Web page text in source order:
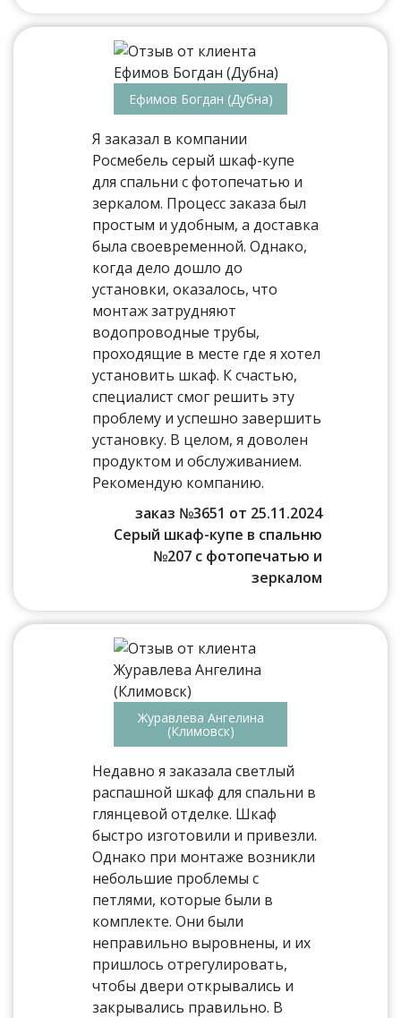
Ефимов Богдан (Дубна)
Я заказал в компании
Росмебель серый шкаф-купе
для спальни с фотопечатью и
зеркалом. Процесс заказа был
простым и удобным, а доставка
была своевременной. Однако,
когда дело дошло до
установки, оказалось, что
монтаж затрудняют
водопроводные трубы,
проходящие в месте где я хотел
установить шкаф. К счастью,
специалист смог решить эту
проблему и успешно завершить
установку. В целом, я доволен
продуктом и обслуживанием.
Рекомендую компанию.
заказ №3651 от 25.11.2024
Серый шкаф-купе в спальню
№207 с фотопечатью и
зеркалом
Журавлева Ангелина
(Климовск)
Недавно я заказала светлый
распашной шкаф для спальни в
глянцевой отделке. Шкаф
быстро изготовили и привезли.
Однако при монтаже возникли
небольшие проблемы с
петлями, которые были в
комплекте. Они были
неправильно выровнены, и их
пришлось отрегулировать,
чтобы двери открывались и
закрывались правильно. В